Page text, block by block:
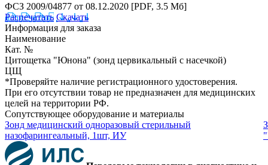
ФСЗ 2009/04877 от 08.12.2020 [PDF, 3.5 Мб]
Распечатать Скачать
Информация для заказа
Наименование
Кат. №
Цитощетка "Юнона" (зонд цервикальный с насечкой)
ЦЩ
*Проверяйте наличие регистрационного удостоверения.
При его отсутствии товар не предназначен для медицинских
целей на территории РФ.
Сопутствующее оборудование и материалы
Зонд медицинский одноразовый стерильный
назофарингеальный, 1шт, ИУ